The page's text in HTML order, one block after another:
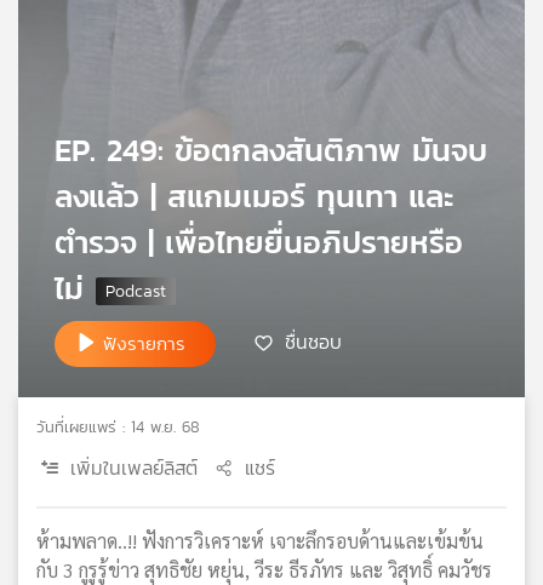
เครือ
EP. 249: ข้อตกลงสันติภาพ มันจบ
ลงแล้ว | สแกมเมอร์ ทุนเทา และ
ตำรวจ | เพื่อไทยยื่นอภิปรายหรือ
ไม่
ฟังรายการ ชื่นชอบ
วันที่เผยแพร่ : 14 พ.ย. 68
เพิ่มในเพลย์ลิสต์ แชร์
ห้ามพลาด..!! ฟังการวิเคราะห์ เจาะลึกรอบด้านและเข้มข้น
กับ 3 กูรูรู้ข่าว สุทธิชัย หยุ่น, วีระ ธีรภัทร และ วิสุทธิ์ คมวัชร